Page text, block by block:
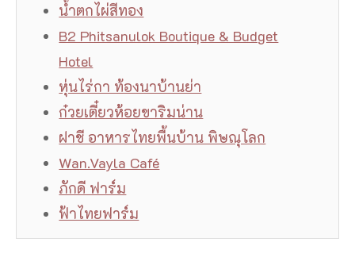
น้ำตกไผ่สีทอง
B2 Phitsanulok Boutique & Budget
Hotel
หุ่นไร่กา ท้องนาบ้านย่า
ก๋วยเตี๋ยวห้อยขาริมน่าน
ฝาชี อาหารไทยพื้นบ้าน พิษณุโลก
Wan.Vayla Café
ภักดี ฟาร์ม
ฟ้าไทยฟาร์ม